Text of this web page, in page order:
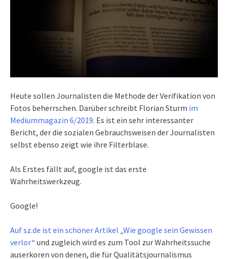
Heute sollen Journalisten die Methode der Verifikation von
Fotos beherrschen. Darüber schreibt Florian Sturm im
Mediummagazin 6/2019. Es ist ein sehr interessanter
Bericht, der die sozialen Gebrauchsweisen der Journalisten
selbst ebenso zeigt wie ihre Filterblase.
Als Erstes fällt auf, google ist das erste
Wahrheitswerkzeug.
Google!
Auf sz.de ist ein schöner Artikel „Wie google sein Gewissen
verlor“ und zugleich wird es zum Tool zur Wahrheitssuche
auserkoren von denen, die für Qualitätsjournalismus